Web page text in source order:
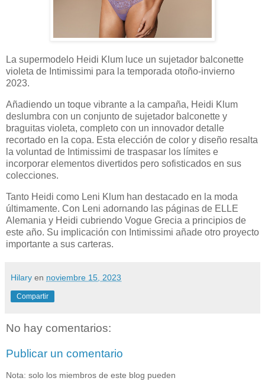
La supermodelo Heidi Klum luce un sujetador balconette
violeta de Intimissimi para la temporada otoño-invierno
2023.
Añadiendo un toque vibrante a la campaña, Heidi Klum
deslumbra con un conjunto de sujetador balconette y
braguitas violeta, completo con un innovador detalle
recortado en la copa. Esta elección de color y diseño resalta
la voluntad de Intimissimi de traspasar los límites e
incorporar elementos divertidos pero sofisticados en sus
colecciones.
Tanto Heidi como Leni Klum han destacado en la moda
últimamente. Con Leni adornando las páginas de ELLE
Alemania y Heidi cubriendo Vogue Grecia a principios de
este año. Su implicación con Intimissimi añade otro proyecto
importante a sus carteras.
Hilary en noviembre 15, 2023
Compartir
No hay comentarios:
Publicar un comentario
Nota: solo los miembros de este blog pueden